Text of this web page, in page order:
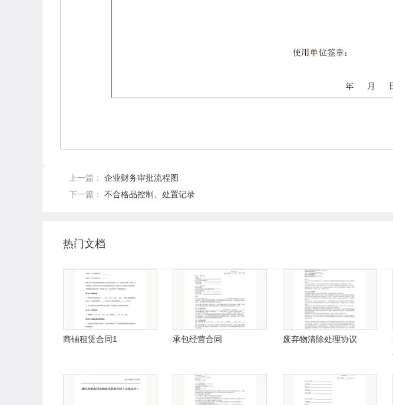
上一篇： 企业财务审批流程图
下一篇： 不合格品控制、处置记录
热门文档
商铺租赁合同1 承包经营合同 废弃物清除处理协议